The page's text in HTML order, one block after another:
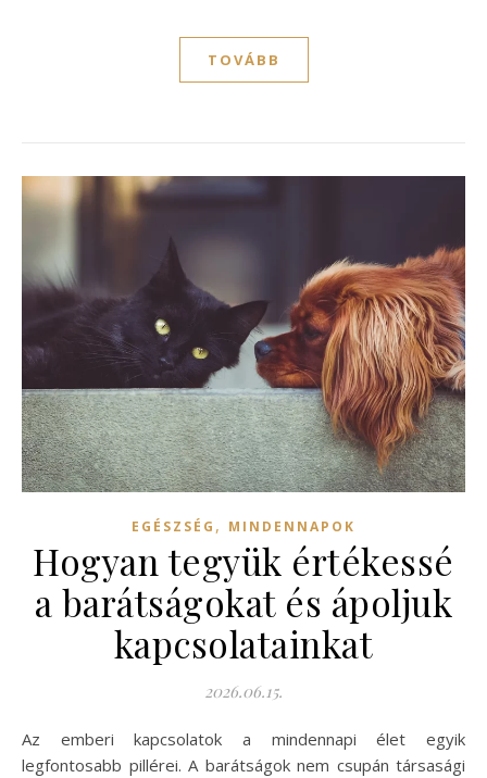
TOVÁBB
EGÉSZSÉG , MINDENNAPOK
Hogyan tegyük értékessé
a barátságokat és ápoljuk
kapcsolatainkat
2026.06.15.
Az emberi kapcsolatok a mindennapi élet egyik
legfontosabb pillérei. A barátságok nem csupán társasági